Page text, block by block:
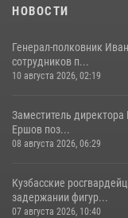
НОВОСТИ
Генерал-полковник
сотрудников п...
10 августа 2026, 02:19
Заместитель
Ершов поз...
08 августа 2026, 06:29
Кузбасские
задержании фигур...
07 августа 2026, 10:40